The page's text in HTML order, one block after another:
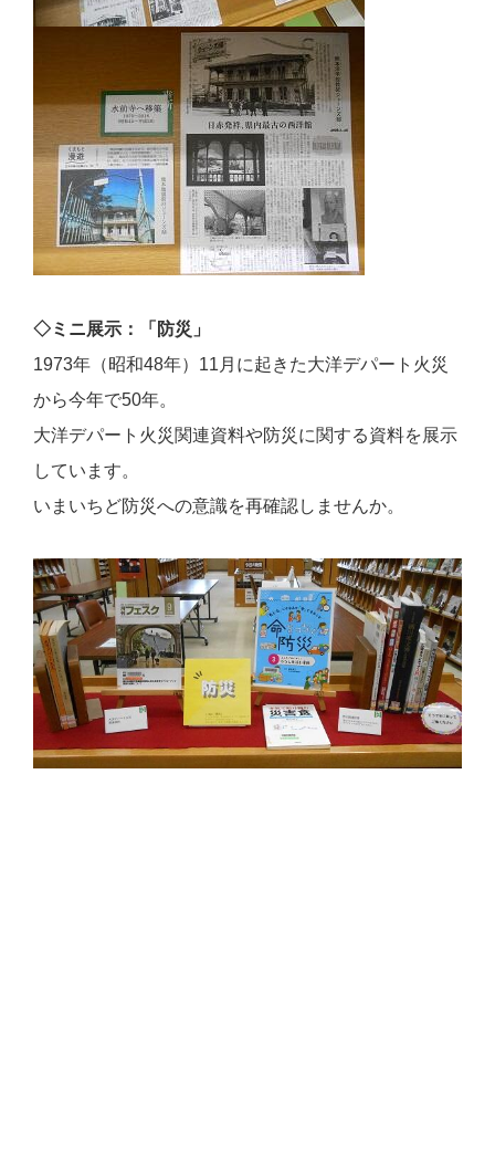
◇ミニ展示：「防災」
1973年（昭和48年）11月に起きた大洋デパート火災
から今年で50年。
大洋デパート火災関連資料や防災に関する資料を展示
しています。
いまいちど防災への意識を再確認しませんか。